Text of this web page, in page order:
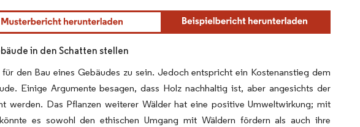
gemäß CC BY 4.0.
in den Schatten stellen
den Bau eines Gebäudes zu sein. Jedoch entspricht ein Kostenanstieg dem
Einige Argumente besagen, dass Holz nachhaltig ist, aber angesichts der
werden. Das Pflanzen weiterer Wälder hat eine positive Umweltwirkung; mit
es sowohl den ethischen Umgang mit Wäldern fördern als auch ihre